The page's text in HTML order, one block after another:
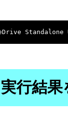
行結